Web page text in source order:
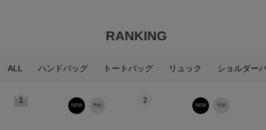
RANKING
ALL ハンドバッグ トートバッグ リュック ショルダー
1
予約
NEW
2
予約
NEW